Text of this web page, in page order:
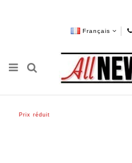
Français
Prix réduit